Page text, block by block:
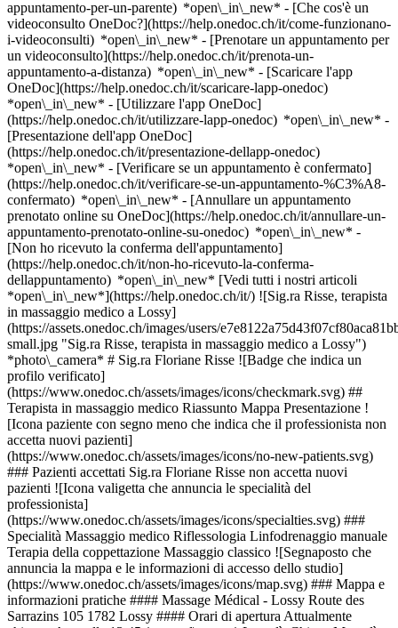
appuntamento-per-un-parente) *open\_in\_new* - [Che cos'è un
videoconsulto OneDoc?](https://help.onedoc.ch/it/come-funzionano-
i-videoconsulti) *open\_in\_new* - [Prenotare un appuntamento per
un videoconsulto](https://help.onedoc.ch/it/prenota-un-
appuntamento-a-distanza) *open\_in\_new* - [Scaricare l'app
OneDoc](https://help.onedoc.ch/it/scaricare-lapp-onedoc)
*open\_in\_new* - [Utilizzare l'app OneDoc]
(https://help.onedoc.ch/it/utilizzare-lapp-onedoc) *open\_in\_new* -
[Presentazione dell'app OneDoc]
(https://help.onedoc.ch/it/presentazione-dellapp-onedoc)
*open\_in\_new* - [Verificare se un appuntamento è confermato]
(https://help.onedoc.ch/it/verificare-se-un-appuntamento-%C3%A8-
confermato) *open\_in\_new* - [Annullare un appuntamento
prenotato online su OneDoc](https://help.onedoc.ch/it/annullare-un-
appuntamento-prenotato-online-su-onedoc) *open\_in\_new* -
[Non ho ricevuto la conferma dell'appuntamento]
(https://help.onedoc.ch/it/non-ho-ricevuto-la-conferma-
dellappuntamento) *open\_in\_new* [Vedi tutti i nostri articoli
*open\_in\_new*](https://help.onedoc.ch/it/) ![Sig.ra Risse, terapista
in massaggio medico a Lossy]
(https://assets.onedoc.ch/images/users/
small.jpg "Sig.ra Risse, terapista in massaggio medico a Lossy")
*photo\_camera* # Sig.ra Floriane Risse ![Badge che indica un
profilo verificato]
(https://www.onedoc.ch/assets/images/icons/checkmark.svg) ##
Terapista in massaggio medico Riassunto Mappa Presentazione !
[Icona paziente con segno meno che indica che il professionista non
accetta nuovi pazienti]
(https://www.onedoc.ch/assets/images/icons/no-new-patients.svg)
### Pazienti accettati Sig.ra Floriane Risse non accetta nuovi
pazienti ![Icona valigetta che annuncia le specialità del
professionista]
(https://www.onedoc.ch/assets/images/icons/specialties.svg) ###
Specialità Massaggio medico Riflessologia Linfodrenaggio manuale
Terapia della coppettazione Massaggio classico ![Segnaposto che
annuncia la mappa e le informazioni di accesso dello studio]
(https://www.onedoc.ch/assets/images/icons/map.svg) ### Mappa e
informazioni pratiche #### Massage Médical - Lossy Route des
Sarrazins 105 1782 Lossy #### Orari di apertura Attualmente